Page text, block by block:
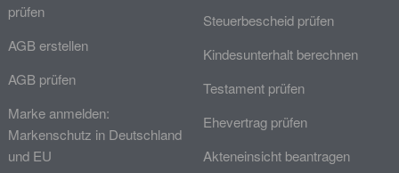
prüfen
AGB erstellen
AGB prüfen
Marke anmelden:
Markenschutz in Deutschland
und EU
Steuerbescheid prüfen
Kindesunterhalt berechnen
Testament prüfen
Ehevertrag prüfen
Akteneinsicht beantragen